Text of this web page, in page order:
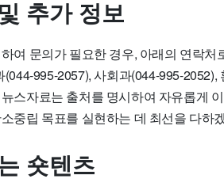
추가 정보
여 문의가 필요한 경우, 아래의 연락처
995-2057), 사회과(044-995-
스자료는 출처를 명시하여 자유롭게
중립 목표를 실현하는 데 최선을 다하
숏텐츠